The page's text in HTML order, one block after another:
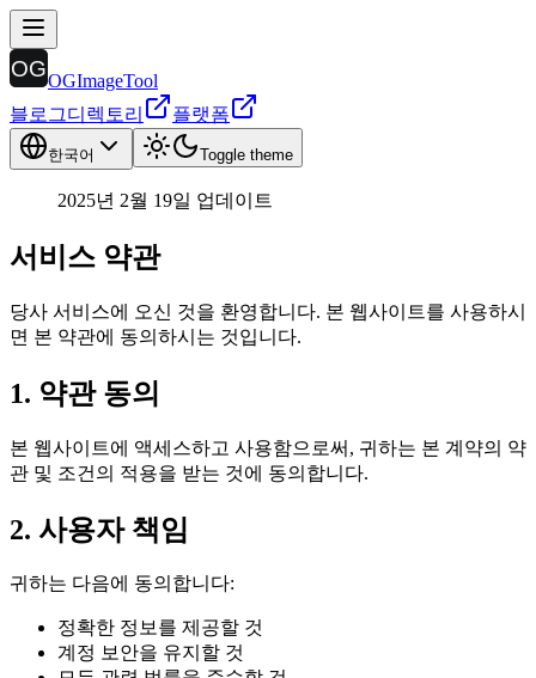
OGImageTool
블로그디렉토리 플랫폼
한국어 Toggle theme
2025년 2월 19일 업데이트
서비스 약관
당사 서비스에 오신 것을 환영합니다. 본 웹사이트를 사용하시
면 본 약관에 동의하시는 것입니다.
1. 약관 동의
본 웹사이트에 액세스하고 사용함으로써, 귀하는 본 계약의 약
관 및 조건의 적용을 받는 것에 동의합니다.
2. 사용자 책임
귀하는 다음에 동의합니다:
정확한 정보를 제공할 것
계정 보안을 유지할 것